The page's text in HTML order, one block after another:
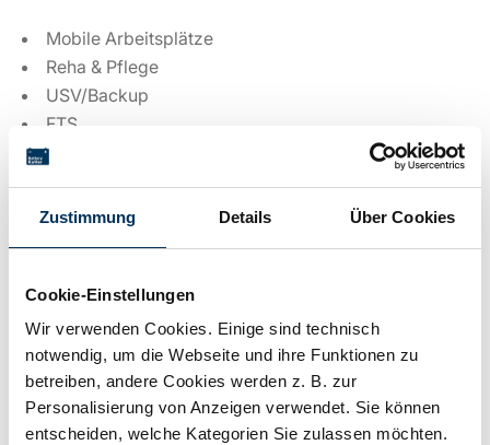
Zustimmung Details Über Cookies
Cookie-Einstellungen
Wir verwenden Cookies. Einige sind technisch
notwendig, um die Webseite und ihre Funktionen zu
betreiben, andere Cookies werden z. B. zur
Personalisierung von Anzeigen verwendet. Sie können
entscheiden, welche Kategorien Sie zulassen möchten.
Mobile Arbeitsplätze
Reha & Pflege
USV/Backup
FTS
Speicherlösung
Technische Details
Spannung: 12,8V
Kapazität: 7,5Ah